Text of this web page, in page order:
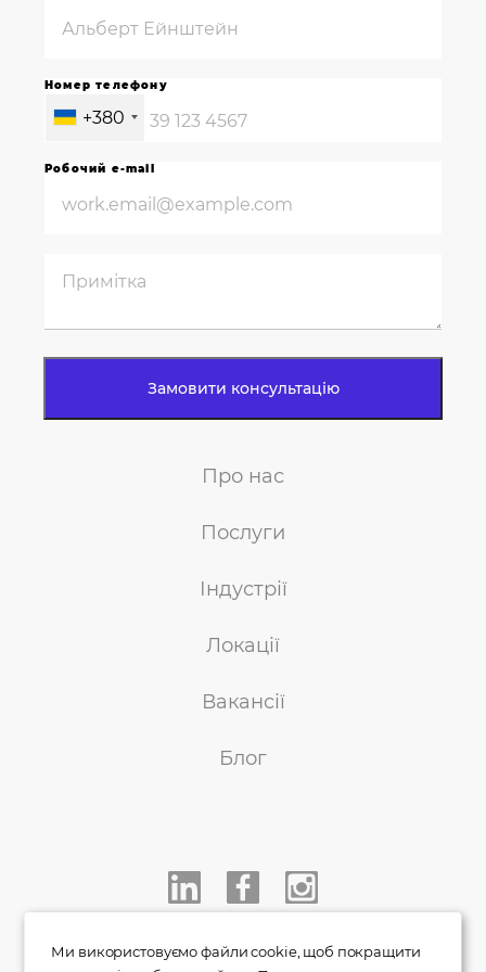
Про нас
Послуги
Індустрії
Локації
Вакансії
Блог
Номер телефону
+380
Робочий e-mail
Ми використовуємо файли cookie, щоб покращити